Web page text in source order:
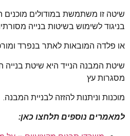
שיטה זו משתמשת במודולים מוכנים
בניגוד לשימוש בשיטות בנייה
או פלדה המובאות לאתר בנפרד
שיטת המבנה הנייד היא שיטת
מסגרות עץ
מוכנות וניתנות להזזה לבניית המבנה.
למאמרים נוספים תלחצו כאן: